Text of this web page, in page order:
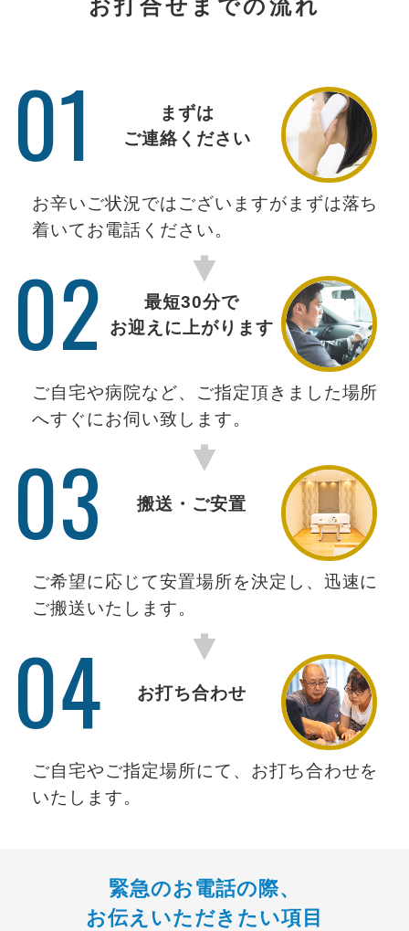
お打合せまでの流れ
01
まずは
ご連絡ください
お辛いご状況ではございますがまずは落ち
着いてお電話ください。
02
最短30分で
お迎えに上がります
ご自宅や病院など、ご指定頂きました場所
へすぐにお伺い致します。
03 搬送・ご安置
ご希望に応じて安置場所を決定し、迅速に
ご搬送いたします。
04 お打ち合わせ
ご自宅やご指定場所にて、お打ち合わせを
いたします。
緊急のお電話の際、
お伝えいただきたい項目